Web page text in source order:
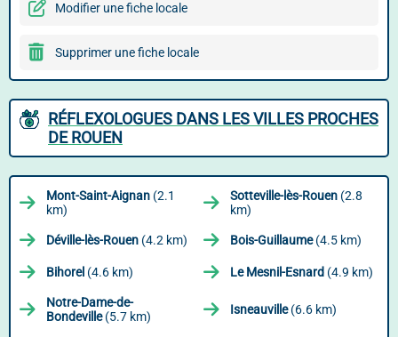
Modifier une fiche locale
Supprimer une fiche locale
RÉFLEXOLOGUES DANS LES VILLES PROCHES
DE ROUEN
Mont-Saint-Aignan (2.1
km)
Sotteville-lès-Rouen (2.8
km)
Déville-lès-Rouen (4.2 km) Bois-Guillaume(4.5 km)
Bihorel (4.6 km) Le Mesnil-Esnard (4.9 km)
Notre-Dame-de-
Bondeville(5.7 km) Isneauville(6.6 km)